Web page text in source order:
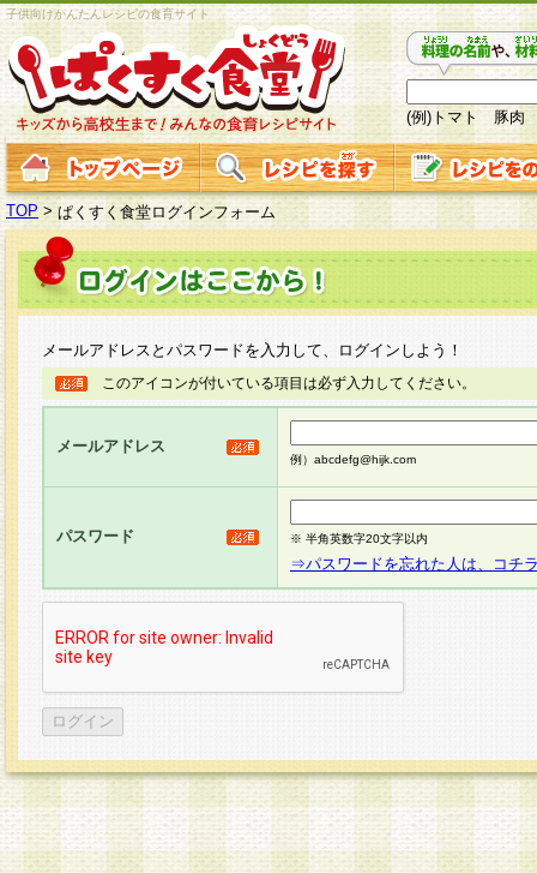
子供向けかんたんレシピの食育サイト
(例)トマト 豚肉
TOP > ぱくすく食堂ログインフォーム
メールアドレスとパスワードを入力して、ログインしよう！
このアイコンが付いている項目は必ず入力してください。
メールアドレス
例）abcdefg@hijk.com
パスワード ※ 半角英数字20文字以内
⇒パスワードを忘れた人は、コチ